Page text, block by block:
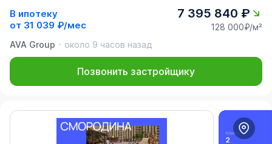
В ипотеку
от 31 039 ₽/мес
7 395 840 ₽
128 000₽/м²
AVA Group
около 9 часов назад
Позвонить застройщику